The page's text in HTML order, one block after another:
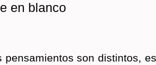
en blanco
pen­sa­mien­tos son dis­tin­tos,